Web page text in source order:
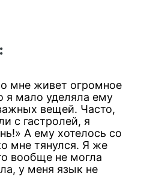
мне живет огромное
я мало уделяла ему
вещей. Часто,
с гастролей, я
А ему хотелось со
мне тянулся. Я же
вообще не могла
у меня язык не